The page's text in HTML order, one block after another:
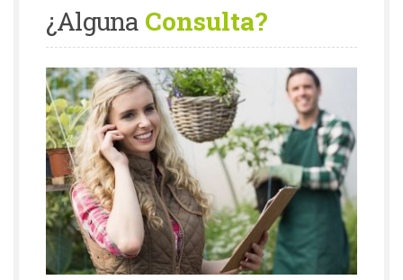
¿Alguna Consulta?